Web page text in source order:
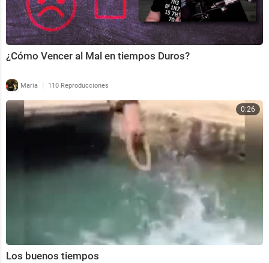
¿Cómo Vencer al Mal en tiempos Duros?
Maria | 110 Reproducciones
0:26
Los buenos tiempos